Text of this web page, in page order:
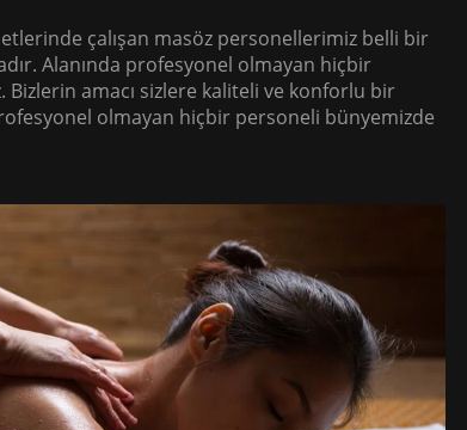
çalışan masöz personellerimiz belli bir
Alanında profesyonel olmayan hiçbir
amacı sizlere kaliteli ve konforlu bir
olmayan hiçbir personeli bünyemizde